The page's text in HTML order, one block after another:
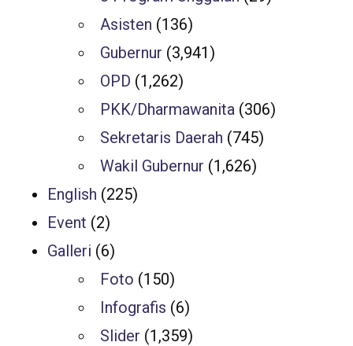
Asisten (136)
Gubernur (3,941)
OPD (1,262)
PKK/Dharmawanita (306)
Sekretaris Daerah (745)
Wakil Gubernur (1,626)
English (225)
Event (2)
Galleri (6)
Foto (150)
Infografis (6)
Slider (1,359)